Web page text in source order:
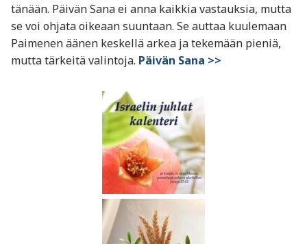
tänään. Päivän Sana ei anna kaikkia vastauksia, mutta
se voi ohjata oikeaan suuntaan. Se auttaa kuulemaan
Paimenen äänen keskellä arkea ja tekemään pieniä,
mutta tärkeitä valintoja. Päivän Sana >>